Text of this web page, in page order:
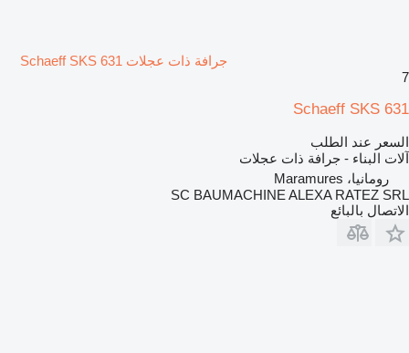
جرافة ذات عجلات Schaeff SKS 631
7
Schaeff SKS 631
السعر عند الطلب
آلات البناء - جرافة ذات عجلات
رومانيا، Maramures
SC BAUMACHINE ALEXA RATEZ SRL
الاتصال بالبائع